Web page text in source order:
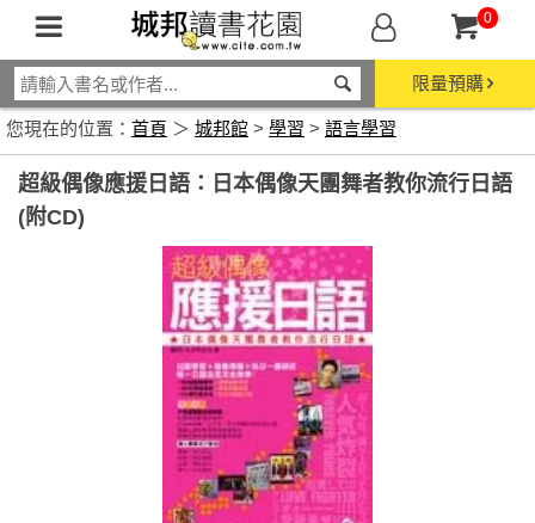
0
限量預購
您現在的位置： 首頁 ＞ 城邦館 > 學習 > 語言學習
超級偶像應援日語：日本偶像天團舞者教你流行日語
(附CD)